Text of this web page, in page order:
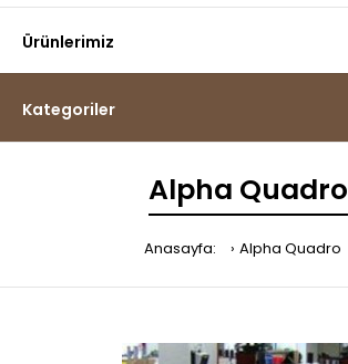
Ürünlerimiz
Kategoriler
Alpha Quadro
Anasayfa: Alpha Quadro